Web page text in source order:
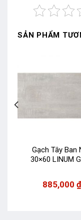
SẢN PHẨM
Gạch Tây Ban
30×60 LINUM
885,000₫